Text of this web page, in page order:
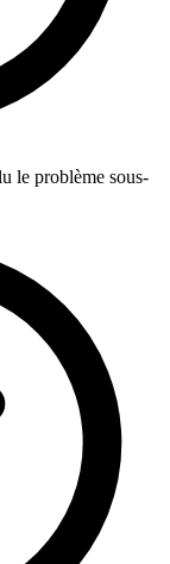
le problème sous-